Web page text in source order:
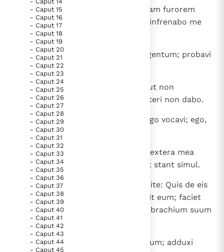
- Caput 15
- Caput 16
- Caput 17
- Caput 18
- Caput 19
- Caput 20
- Caput 21
- Caput 22
- Caput 23
- Caput 24
- Caput 25
- Caput 26
- Caput 27
- Caput 28
- Caput 29
- Caput 30
- Caput 31
- Caput 32
- Caput 33
- Caput 34
- Caput 35
- Caput 36
- Caput 37
- Caput 38
- Caput 39
- Caput 40
- Caput 41
- Caput 42
- Caput 43
- Caput 44
- Caput 45
Propter nomen meum longe faciam furorem
meum et propter laudem meam infrenabo me
super te, ne perdam te.
Ecce excoxi te, sed non quasi argentum; probavi
te in camino paupertatis.
Propter me, propter me faciam, ut non
blasphemer; et gloriam meam alteri non dabo.
Audi me, Iacob, et Israel, quem ego vocavi; ego,
ego primus et ego novissimus.
Manus mea fundavit terram, et dextera mea
expandit caelos; ego voco eos, et stant simul.
Congregamini, omnes vos, et audite: Quis de eis
annuntiavit haec? Dominus dilexit eum; faciet
voluntatem suam in Babylone et brachium suum
in Chaldaeis.
Ego, ego locutus sum et vocavi eum; adduxi